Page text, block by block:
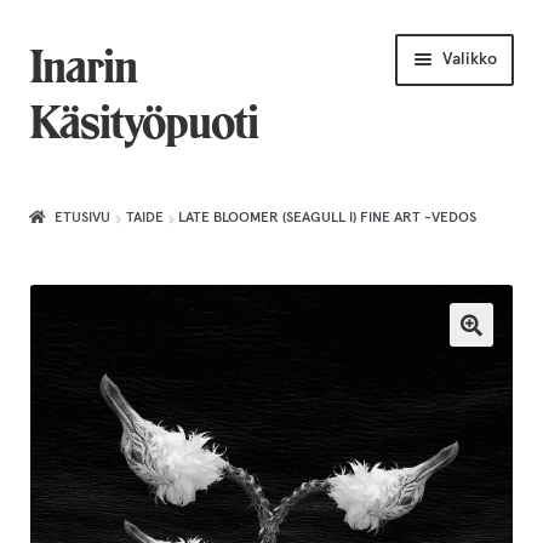
Siirry
navigointiin
Siirry
sisältöön
Inarin
Käsityöpuoti
Valikko
Villahuivit
tason
valikko
Puusepäntuotteet
ETUSIVU TAIDE LATE BLOOMER (SEAGULL I) FINE ART -VEDOS